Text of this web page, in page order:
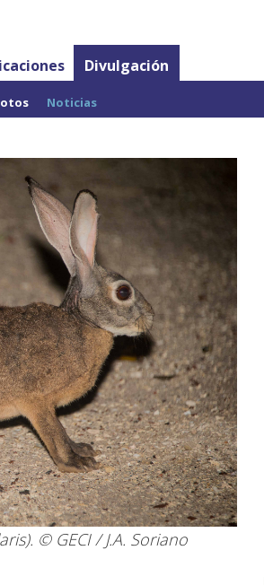
Divulgación
Noticias
). © GECI / J.A. Soriano